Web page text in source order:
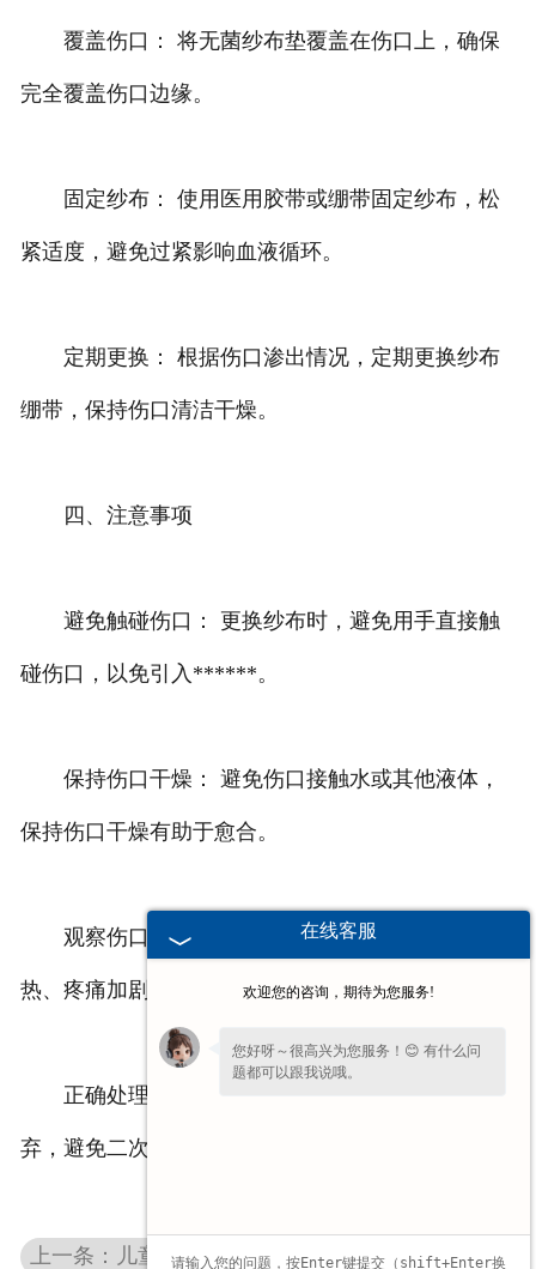
覆盖伤口： 将无菌纱布垫覆盖在伤口上，确保
完全覆盖伤口边缘。
固定纱布： 使用医用胶带或绷带固定纱布，松
紧适度，避免过紧影响血液循环。
定期更换： 根据伤口渗出情况，定期更换纱布
绷带，保持伤口清洁干燥。
四、注意事项
避免触碰伤口： 更换纱布时，避免用手直接触
碰伤口，以免引入******。
保持伤口干燥： 避免伤口接触水或其他液体，
保持伤口干燥有助于愈合。
观察伤口情况： 留意伤口是否有******、发
热、疼痛加剧等感染迹象，若有异常及时就医。
正确处理废弃物： 使用过的纱布绷带应妥善丢
弃，避免二次污染。
上一条：儿童与老年人使用安徽医用纱布绷带的方法及注意事项差异
在线客服
欢迎您的咨询，期待为您服务!
您好呀～很高兴为您服务！😊 有什么问
题都可以跟我说哦。